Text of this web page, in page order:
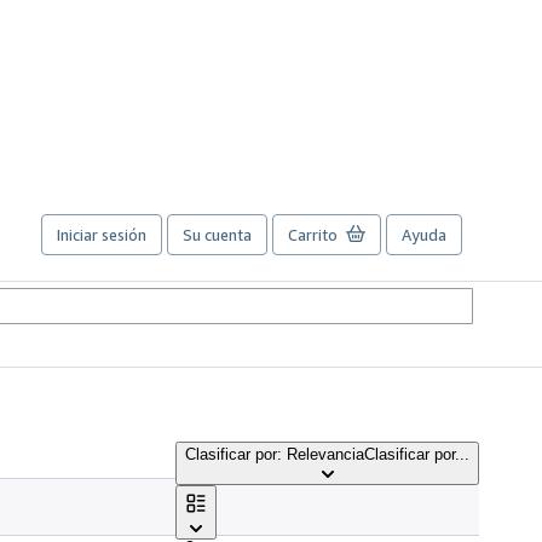
Iniciar sesión Su cuenta Carrito Ayuda
Clasificar por: RelevanciaClasificar por...